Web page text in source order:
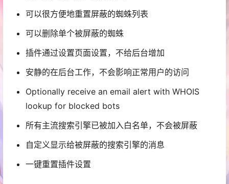
可以很方便地重置屏蔽的蜘蛛列表
可以删除单个被屏蔽的蜘蛛
插件通过设置页面设置，不给后台增加
安静的在后台工作，不会影响正常用户的访问
Optionally receive an email alert with WHOIS
lookup for blocked bots
所有主流搜索引擎已被加入白名单，不会被屏蔽
自定义显示给被屏蔽的搜索引擎的消息
一键重置插件设置